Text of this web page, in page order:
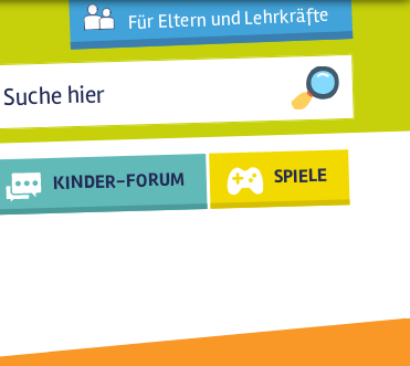
Für Eltern und Lehrkräfte
KINDER-FORUM SPIELE